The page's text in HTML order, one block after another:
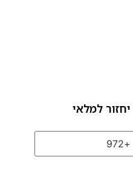
למלאי
Israel+972